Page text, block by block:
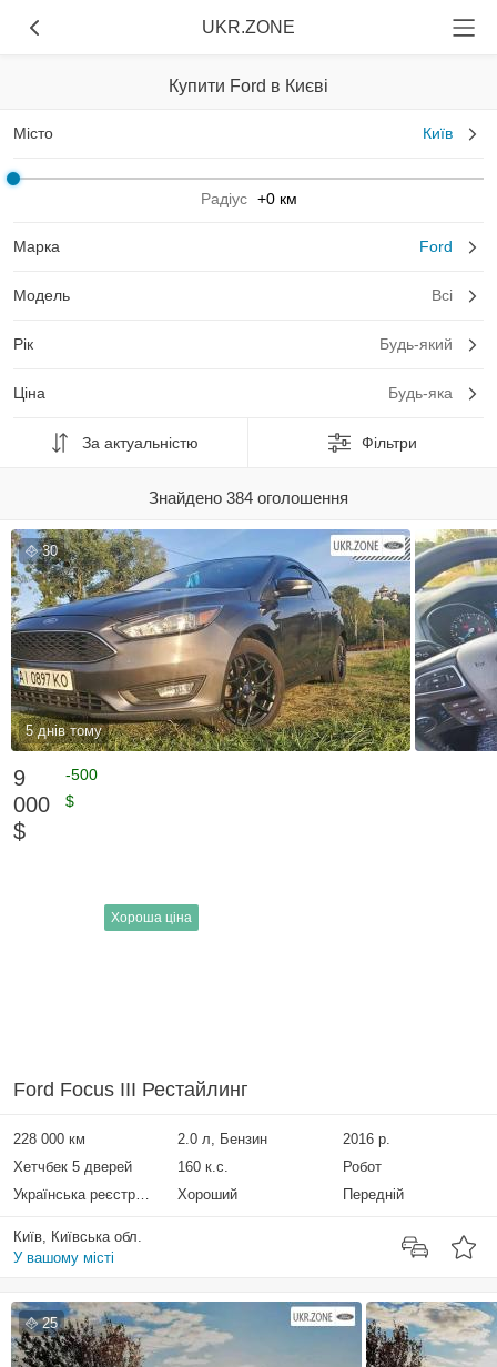
UKR.ZONE
Купити Ford в Києві
Місто Київ
Радіус +0 км
Марка Ford
Модель Всі
Рік Будь-який
Ціна Будь-яка
За актуальністю Фільтри
Знайдено 384 оголошення
30
5 днів тому
9
000
$
-500
$
Хороша ціна
Ford Focus III Рестайлинг
228 000 км 2.0 л, Бензин
2016 р.
Хетчбек 5 дверей
160 к.с.
Робот
Українська реєстрація
Хороший Передній
Київ, Київська обл.
У вашому місті
25